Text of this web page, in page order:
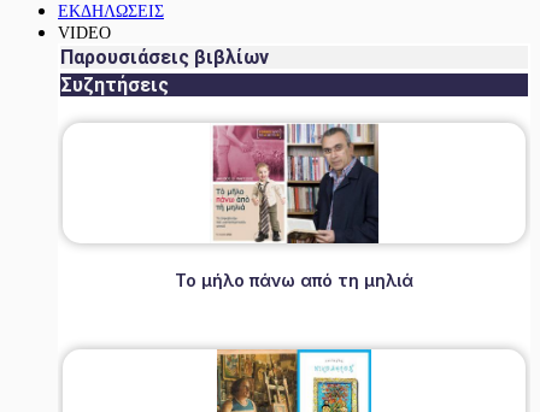
ΕΚΔΗΛΩΣΕΙΣ
VIDEO
Παρουσιάσεις βιβλίων
Συζητήσεις
Το μήλο πάνω από τη μηλιά